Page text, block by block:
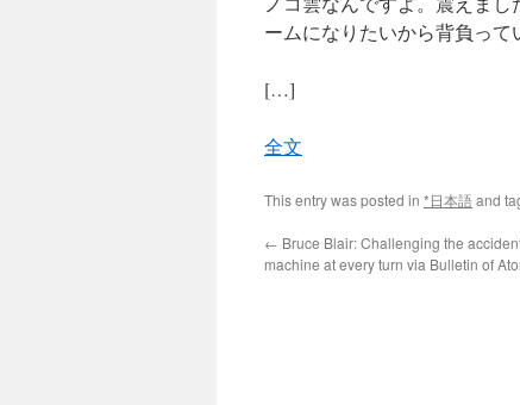
ームになりたいから背負って
[…]
全文
This entry was posted in *日本語and
← Bruce Blair: Challenging the
machine at every turn via Bulletin of